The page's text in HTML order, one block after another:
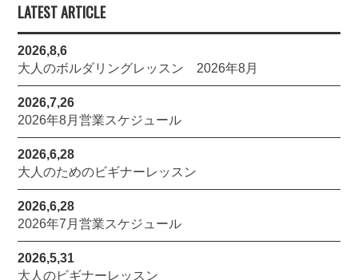
LATEST ARTICLE
2026,8,6
大人のボルダリングレッスン 2026年8月
2026,7,26
2026年8月営業スケジュール
2026,6,28
大人のためのビギナーレッスン
2026,6,28
2026年7月営業スケジュール
2026,5,31
大人のビギナーレッスン